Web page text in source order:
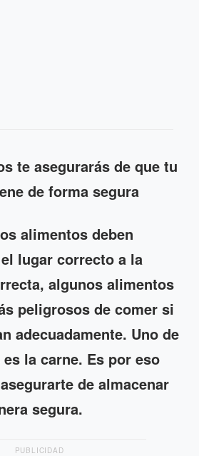
te asegurarás de que tu
de forma segura
alimentos deben
lugar correcto a la
algunos alimentos
peligrosos de comer si
adecuadamente. Uno de
la carne. Es por eso
de almacenar
segura.
PUBLICIDAD